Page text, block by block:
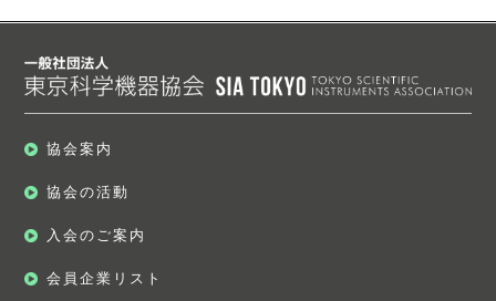
協会案内
協会の活動
入会のご案内
会員企業リスト